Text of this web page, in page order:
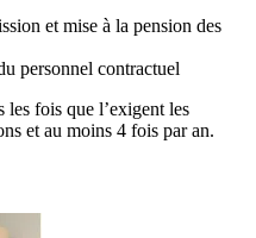
et mise à la pension des
personnel contractuel
les fois que l’exigent les
et au moins 4 fois par an.